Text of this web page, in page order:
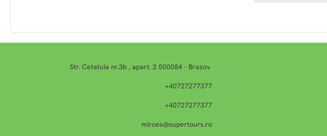
+40727277377
+40727277377
mircea@supertours.ro